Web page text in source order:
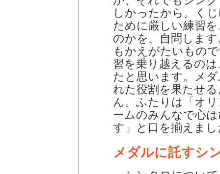
しかったから。く
ために厳しい練習
のかを、自問しま
もかえがたいもの
習を乗り越えるの
たと思います。メ
れた役割を果たせ
ん。ふたりは「オ
ームのみんなで心
す」と口を揃えま
メダルに託すシ